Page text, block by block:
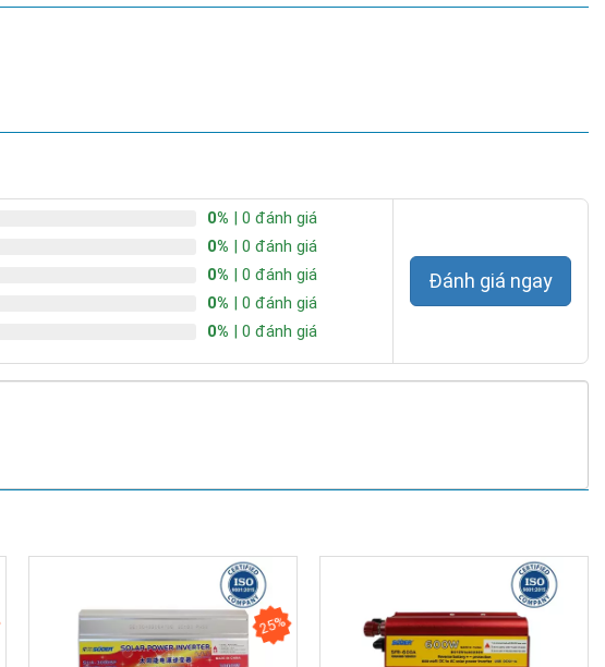
0% | 0 đánh giá
0% | 0 đánh giá
0% | 0 đánh giá
0% | 0 đánh giá
0% | 0 đánh giá
Đánh giá ngay
25%